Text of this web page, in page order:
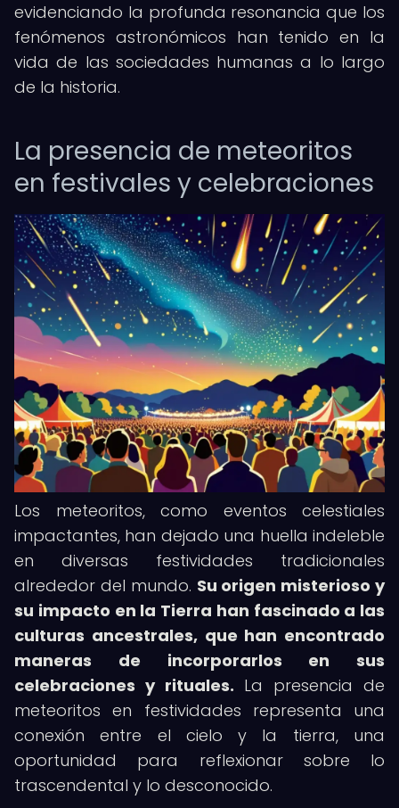
evidenciando la profunda resonancia que los
fenómenos astronómicos han tenido en la
vida de las sociedades humanas a lo largo
de la historia.
La presencia de meteoritos
en festivales y celebraciones
Los meteoritos, como eventos celestiales
impactantes, han dejado una huella indeleble
en diversas festividades tradicionales
alrededor del mundo. Su origen misterioso y
su impacto en la Tierra han fascinado a las
culturas ancestrales, que han encontrado
maneras de incorporarlos en sus
celebraciones y rituales. La presencia de
meteoritos en festividades representa una
conexión entre el cielo y la tierra, una
oportunidad para reflexionar sobre lo
trascendental y lo desconocido.